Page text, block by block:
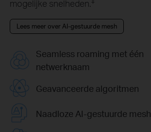
mogelijke snelheden.
Lees meer over AI-gestuurde mesh
Seamless roaming met één
netwerknaam
Geavanceerde algoritmen
Naadloze AI-gestuurde mesh